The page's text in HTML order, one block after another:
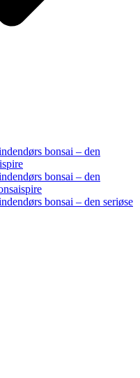
bonsai – den
bonsai – den
bonsai – den seriøse